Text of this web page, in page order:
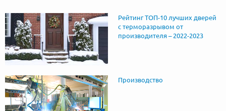
Рейтинг ТОП-10 лучших дверей
с терморазрывом от
производителя – 2022-2023
Производство